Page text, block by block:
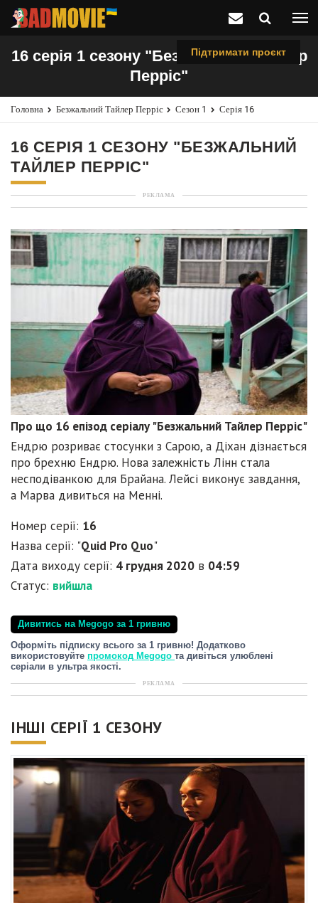
Підтримати проєкт
16 серія 1 сезону "Безжальний Тайлер
Перріс"
Головна Безжальний Тайлер Перріс Сезон 1 Серія 16
16 СЕРІЯ 1 СЕЗОНУ "БЕЗЖАЛЬНИЙ
ТАЙЛЕР ПЕРРІС"
РЕКЛАМА
Про що 16 епізод серіалу "Безжальний Тайлер Перріс"
Ендрю розриває стосунки з Сарою, а Діхан дізнається
про брехню Ендрю. Нова залежність Лінн стала
несподіванкою для Брайана. Лейсі виконує завдання,
а Марва дивиться на Менні.
Номер серії: 16
Назва серії: "Quid Pro Quo"
Дата виходу серії: 4 грудня 2020 в 04:59
Статус: вийшла
Дивитись на Megogo за 1 гривню
Оформіть підписку всього за 1 гривню! Додатково
використовуйте промокод Megogo та дивіться улюблені
серіали в ультра якості.
РЕКЛАМА
ІНШІ СЕРІЇ 1 СЕЗОНУ